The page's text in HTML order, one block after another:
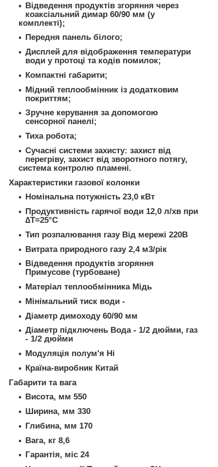
Відведення продуктів згоряння через
коаксіальний димар 60/90 мм (у
комплекті);
Передня панель білого;
Дисплей для відображення температури
води у протоці та кодів помилок;
Компактні габарити;
Мідний теплообмінник із додатковим
покриттям;
Зручне керування за допомогою
сенсорної панелі;
Тиха робота;
Сучасні системи захисту: захист від
перегріву, захист від зворотного потягу,
система контролю пламені.
Характеристики газової колонки
Номінальна потужність 23,0 кВт
Продуктивність гарячої води 12,0 л/хв при
∆Т=25°С
Тип розпалювання газу Від мережі 220В
Витрата природного газу 2,4 м3/рік
Відведення продуктів згоряння
Примусове (турбоване)
Матеріал теплообмінника Мідь
Мінімальний тиск води -
Діаметр димоходу 60/90 мм
Діаметр підключень Вода - 1/2 дюйми, газ
- 1/2 дюйми
Модуляція полум'я Ні
Країна-виробник Китай
Габарити та вага
Висота, мм 550
Ширина, мм 330
Глибина, мм 170
Вага, кг 8,6
Гарантія, міс 24